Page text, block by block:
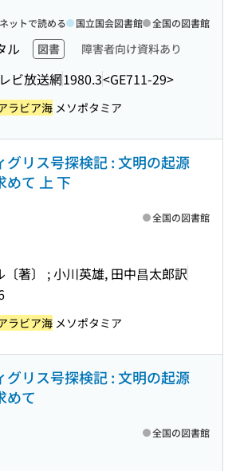
ル 図書 障害者向け資料あり
ビ放送網1980.3<GE711-29>
ットで読める 国立国会図書館 全国の図書館
ラビア海メソポタミア
グリス号探検記 : 文明の起源
めて 上 下
著〕 ; 小川英雄, 田中昌太郎訳
全国の図書館
ラビア海メソポタミア
グリス号探検記 : 文明の起源
めて
全国の図書館